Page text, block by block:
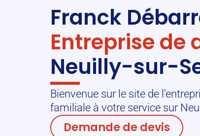
Franck
Entreprise de
Neuilly-sur-
Bienvenue sur le site de
familiale à votre service sur
Demande de devis